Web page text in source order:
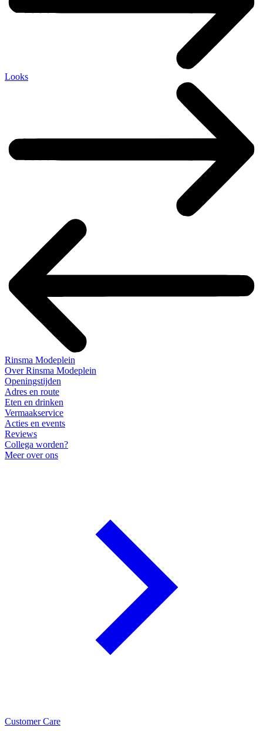
Looks
Rinsma Modeplein
Over Rinsma Modeplein
Openingstijden
Adres en route
Eten en drinken
Vermaakservice
Acties en events
Reviews
Collega worden?
Meer over ons
Customer Care